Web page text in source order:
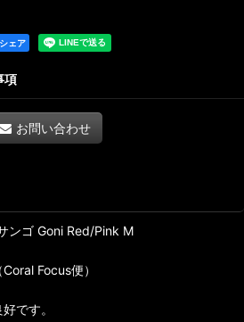
ェア
項
お問い合わせ
ンゴ Goni Red/Pink M
Focus便）
です。